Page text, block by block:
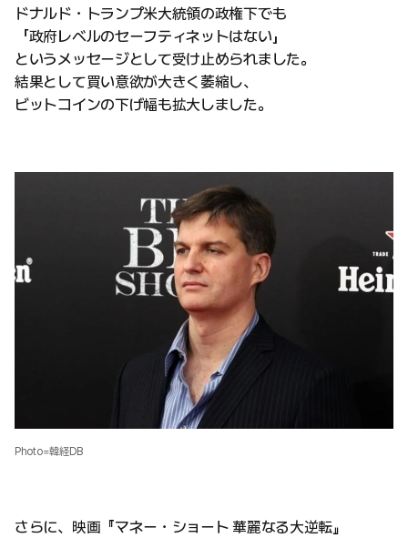
ドナルド・トランプ米大統領の政権下でも
「政府レベルのセーフティネットはない」
というメッセージとして受け止められました。
結果として買い意欲が大きく萎縮し、
ビットコインの下げ幅も拡大しました。
Photo=韓経DB
さらに、映画『マネー・ショート 華麗なる大逆転』